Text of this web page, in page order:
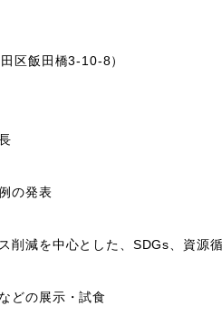
区飯田橋3-10-8）
の発表
減を中心とした、SDGs、資源
どの展示・試食